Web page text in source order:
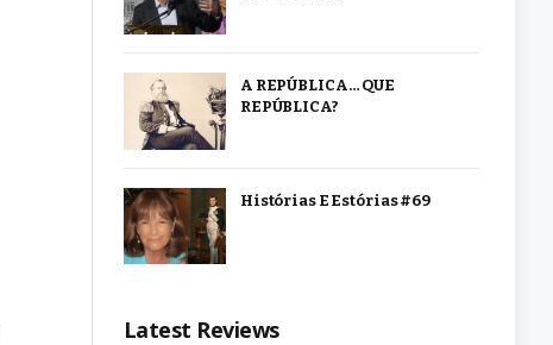
A REPÚBLICA… QUE
REPÚBLICA?
Histórias E Estórias #69
Latest Reviews